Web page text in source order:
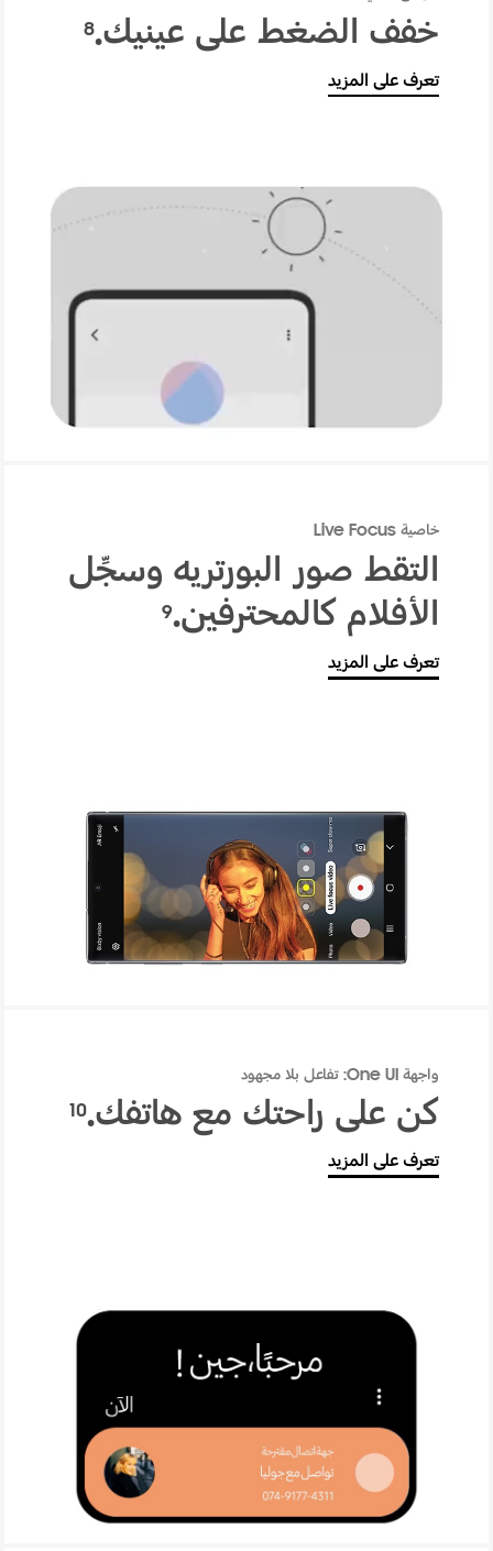
خفف الضغط على عينيك.8
تعرف على المزيد
خاصية Live Focus
التقط صور البورتريه وسجِّل
الأفلام كالمحترفين.9
تعرف على المزيد
واجهة One UI: تفاعل بلا مجهود
كن على راحتك مع هاتفك.10
تعرف على المزيد